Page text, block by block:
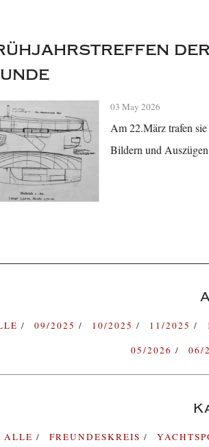
der
03 May 2026
Am 22.März trafen
Bildern und
09/2025 10/2025 11/2025
05/2026
06/
ALLE FREUNDESKREIS